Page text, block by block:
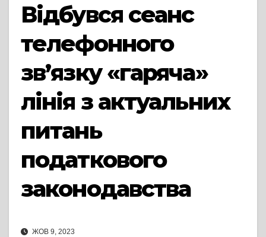
Відбувся сеанс
телефонного
зв’язку «гаряча»
лінія з актуальних
питань
податкового
законодавства
ЖОВ 9, 2023